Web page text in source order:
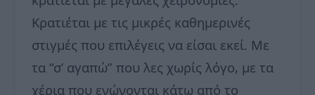
Κρατιέται με τις μικρές καθημερινές
στιγμές που επιλέγεις να είσαι εκεί. Με
τα “σ’ αγαπώ” που λες χωρίς λόγο, με τα
χέρια που ενώνονται κάτω από το